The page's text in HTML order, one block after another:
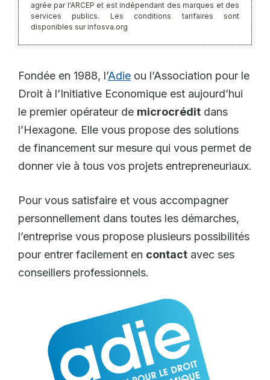
agrée par l'ARCEP et est indépendant des marques et des
services publics. Les conditions tarifaires sont
disponibles sur infosva.org
Fondée en 1988, l’Adie ou l’Association pour le
Droit à l’Initiative Economique est aujourd’hui
le premier opérateur de microcrédit dans
l’Hexagone. Elle vous propose des solutions
de financement sur mesure qui vous permet de
donner vie à tous vos projets entrepreneuriaux.
Pour vous satisfaire et vous accompagner
personnellement dans toutes les démarches,
l’entreprise vous propose plusieurs possibilités
pour entrer facilement en contact avec ses
conseillers professionnels.